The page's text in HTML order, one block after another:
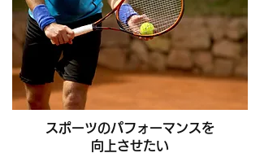
スポーツのパフォーマンスを
向上させたい